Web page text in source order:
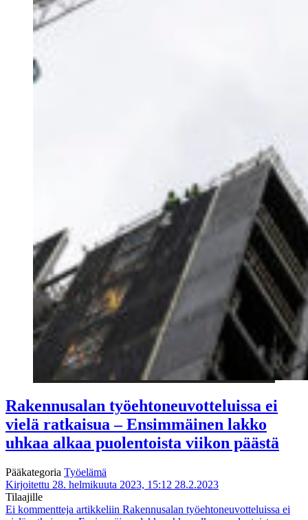
Rakennusalan työehtoneuvotteluissa ei
vielä ratkaisua – Ensimmäinen lakko
uhkaa alkaa puolentoista viikon päästä
Pääkategoria Työelämä
Kirjoitettu 28. helmikuuta 2023, 15:12 28.2.2023
Tilaajille
Ei kommentteja artikkeliin Rakennusalan työehtoneuvotteluissa ei